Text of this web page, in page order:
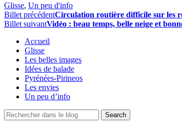
Glisse, Un peu d'info
Billet précédentCirculation routière difficile sur les
Billet suivantVidéo : beau temps, belle neige et
Accueil
Glisse
Les belles images
Idées de balade
Pyrénées-Pirineos
Les envies
Un peu d’info